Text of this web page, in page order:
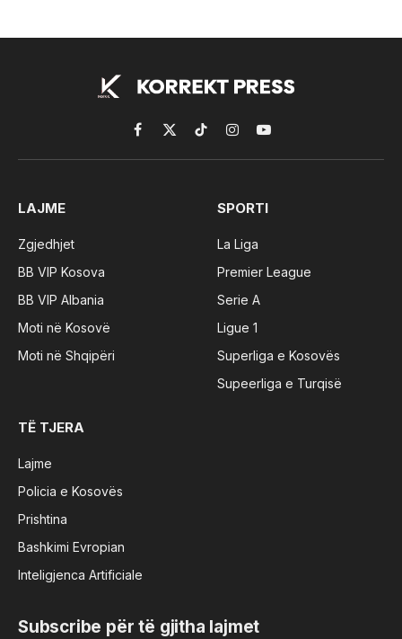
Facebook
X
(Twitter)
TikTokInstagramYouTube
LAJME
Zgjedhjet
BB VIP Kosova
BB VIP Albania
Moti në Kosovë
Moti në Shqipëri
SPORTI
La Liga
Premier League
Serie A
Ligue 1
Superliga e Kosovës
Supeerliga e Turqisë
TË TJERA
Lajme
Policia e Kosovës
Prishtina
Bashkimi Evropian
Inteligjenca Artificiale
Subscribe për të gjitha lajmet